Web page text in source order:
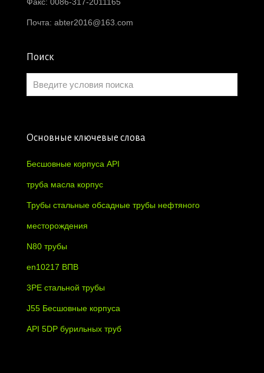
Почта: abter2016@163.com
Поиск
Основные ключевые слова
Бесшовные корпуса API
труба масла корпус
Трубы стальные обсадные трубы нефтяного
месторождения
N80 трубы
en10217 ВПВ
3PE стальной трубы
J55 Бесшовные корпуса
API 5DP бурильных труб